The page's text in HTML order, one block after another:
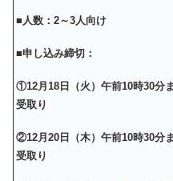
■人数：2～3人向け
■申し込み締切：
①12月18日（火）午前10時30分
受取り
②12月20日（木）午前10時30分
受取り